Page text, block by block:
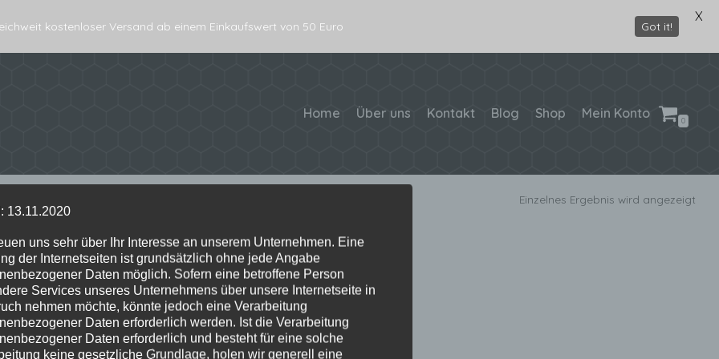
Home Über uns Kontakt Blog Shop Mein Konto 0
Einzelnes Ergebnis wird angezeigt
kostenloser Versand ab einem Einkaufswert von 50 Euro Got it!
X
13.11.2020
uns sehr über Ihr Interesse an unserem Unternehmen. Eine
der Internetseiten ist grundsätzlich ohne jede Angabe
Daten möglich. Sofern eine betroffene Person
Services unseres Unternehmens über unsere Internetseite in
nehmen möchte, könnte jedoch eine Verarbeitung
Daten erforderlich werden. Ist die Verarbeitung
Daten erforderlich und besteht für eine solche
keine gesetzliche Grundlage, holen wir generell eine